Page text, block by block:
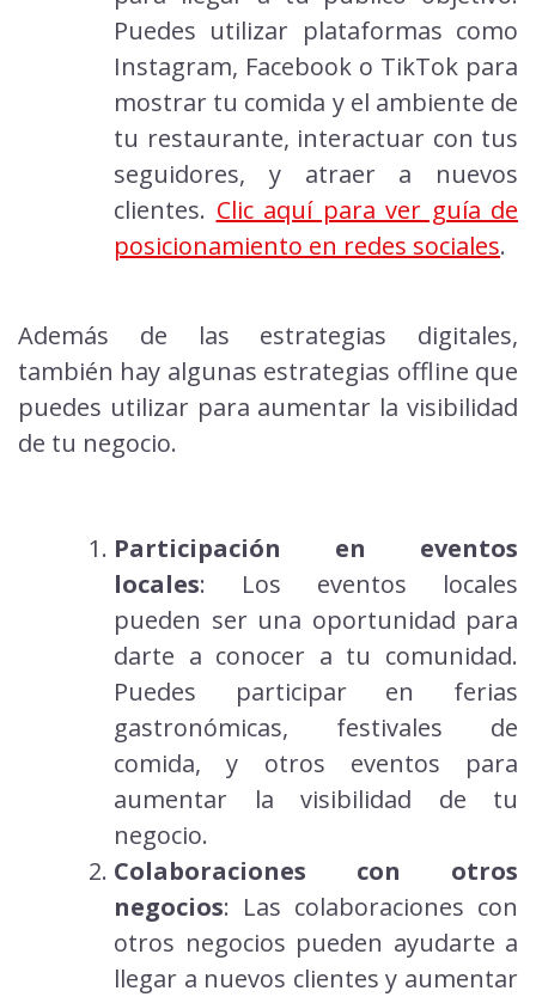
Puedes utilizar plataformas como
Instagram, Facebook o TikTok para
mostrar tu comida y el ambiente de
tu restaurante, interactuar con tus
seguidores, y atraer a nuevos
clientes. Clic aquí para ver guía de
posicionamiento en redes sociales.
Además de las estrategias digitales,
también hay algunas estrategias offline que
puedes utilizar para aumentar la visibilidad
de tu negocio.
Participación en eventos
locales: Los eventos locales
pueden ser una oportunidad para
darte a conocer a tu comunidad.
Puedes participar en ferias
gastronómicas, festivales de
comida, y otros eventos para
aumentar la visibilidad de tu
negocio.
Colaboraciones con otros
negocios: Las colaboraciones con
otros negocios pueden ayudarte a
llegar a nuevos clientes y aumentar